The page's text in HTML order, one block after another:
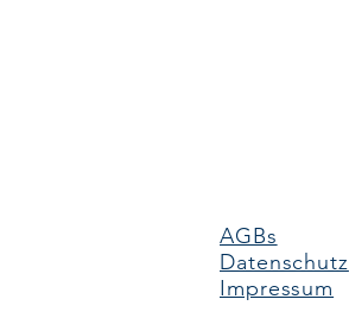
AGBs
Datenschutz
Impressum